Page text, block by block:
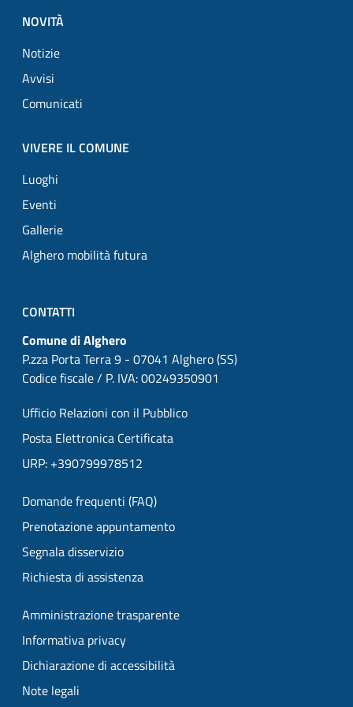
NOVITÀ
Notizie
Avvisi
Comunicati
VIVERE IL COMUNE
Luoghi
Eventi
Gallerie
Alghero mobilità futura
CONTATTI
Comune di Alghero
P.zza Porta Terra 9 - 07041 Alghero (SS)
Codice fiscale / P. IVA: 00249350901
Ufficio Relazioni con il Pubblico
Posta Elettronica Certificata
URP: +390799978512
Domande frequenti (FAQ)
Prenotazione appuntamento
Segnala disservizio
Richiesta di assistenza
Amministrazione trasparente
Informativa privacy
Dichiarazione di accessibilità
Note legali